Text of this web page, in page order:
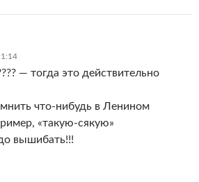
— тогда это действительно
что-нибудь в Ленином
«такую-сякую»
вышибать!!!